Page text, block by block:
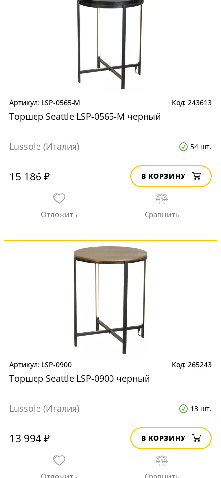
LSP-0565-M 243613
Торшер Seattle LSP-0565-M черный
Lussole (Италия) 54 шт.
15 186 ₽ В КОРЗИНУ
LSP-0900 265243
Торшер Seattle LSP-0900 черный
Lussole (Италия) 13 шт.
13 994 ₽ В КОРЗИНУ